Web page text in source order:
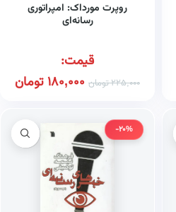
روپرت مورداک: امپراتوری
رسانه‌ای
قیمت:
225,000تومان 180,000تومان
-20%